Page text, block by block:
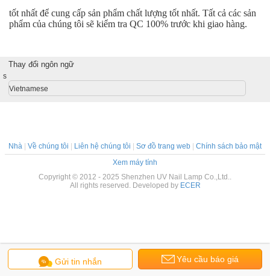
tốt nhất để cung cấp sản phẩm chất lượng tốt nhất. Tất cả các sản
phẩm của chúng tôi sẽ kiểm tra QC 100% trước khi giao hàng.
Gửi tin nhắn Yêu cầu báo giá
Thay đổi ngôn ngữ
s
Vietnamese
Nhà Về chúng tôi Liên hệ chúng tôi Sơ đồ trang web
Chính sách bảo mật
Xem máy tính
Copyright © 2012 - 2025 Shenzhen UV Nail Lamp Co.,Ltd..
All rights reserved. Developed by ECER